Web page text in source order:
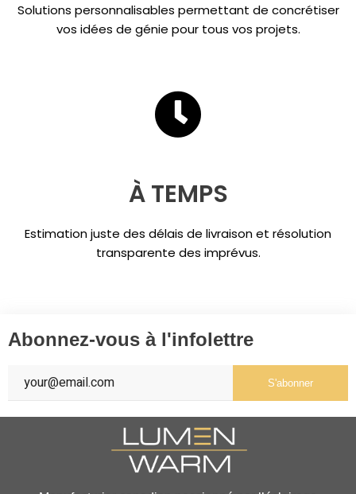
Solutions personnalisables permettant de concrétiser
vos idées de génie pour tous vos projets.
À TEMPS
Estimation juste des délais de livraison et résolution
transparente des imprévus.
Abonnez-vous à l'infolettre
S'abonner